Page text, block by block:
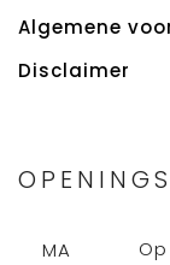
Algemene
Disclaimer
MA